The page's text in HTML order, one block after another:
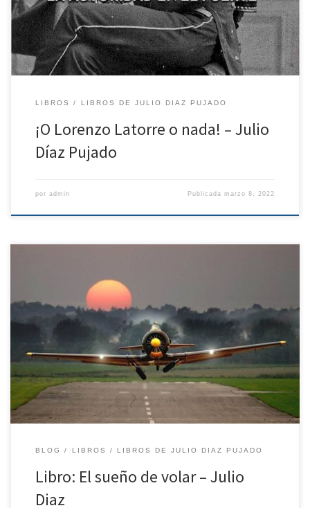
LIBROS LIBROS DE JULIO DIAZ PUJADO
¡O Lorenzo Latorre o nada! – Julio
Díaz Pujado
por admin Publicadamarzo 8, 2022
https://tecuentoalgo.com/wp-content/uploads/2022/02/El-sueño-
de-volar-Julio-Diaz.pdf
BLOG LIBROS LIBROS DE JULIO DIAZ PUJADO
Libro: El sueño de volar – Julio
Diaz